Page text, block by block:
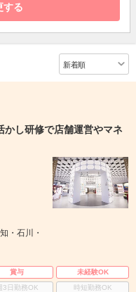
する
かし研修で店舗運営やマネ
・石川・
賞与
未経験OK
3日勤務OK
時短勤務OK